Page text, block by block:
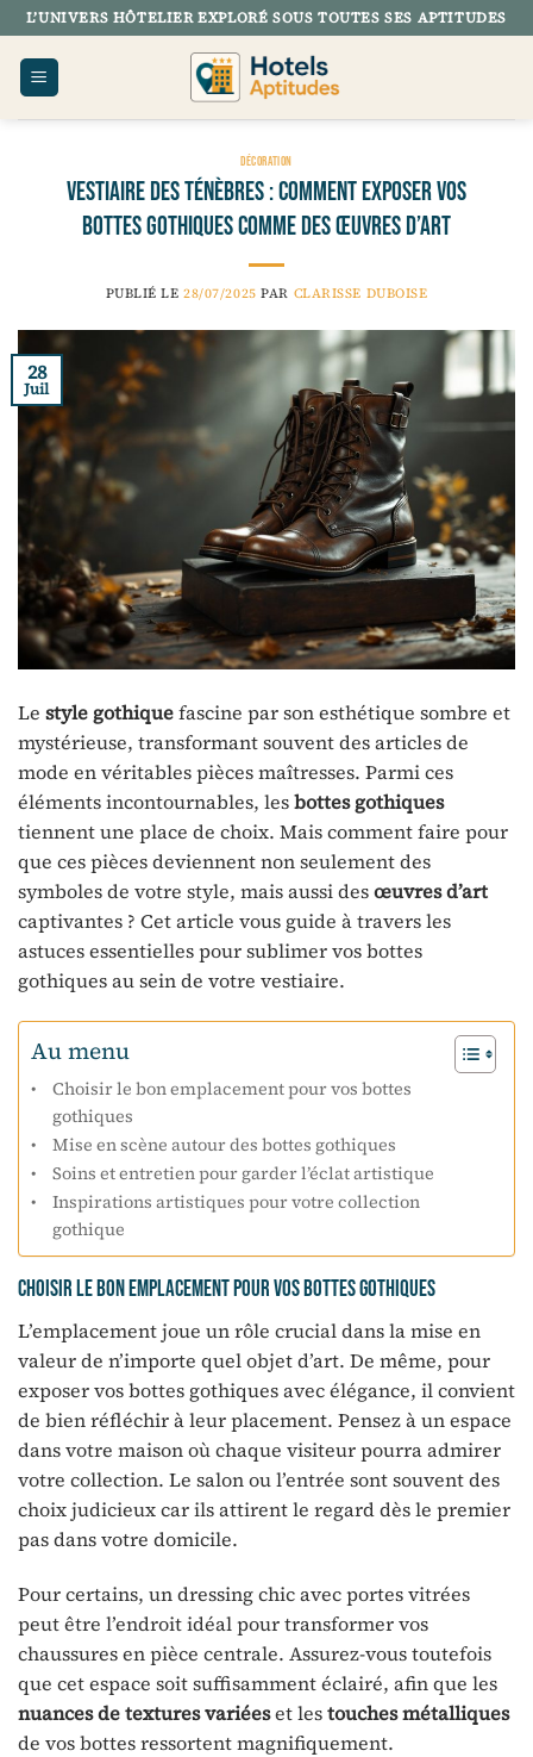
Passer
au
contenu
L’UNIVERS HÔTELIER EXPLORÉ SOUS TOUTES SES APTITUDES
DÉCORATION
Vestiaire des ténèbres : comment exposer vos
bottes gothiques comme des œuvres d’art
PUBLIÉ LE28/07/2025 PAR CLARISSE DUBOISE
28
Juil
Le style gothiquefascine par son esthétique sombre et
mystérieuse, transformant souvent des articles de
mode en véritables pièces maîtresses. Parmi ces
éléments incontournables, lesbottes gothiques
tiennent une place de choix. Mais comment faire pour
que ces pièces deviennent non seulement des
symboles de votre style, mais aussi desœuvres d’art
captivantes ? Cet article vous guide à travers les
astuces essentielles pour sublimer vos bottes
gothiques au sein de votre vestiaire.
Au menu
Choisir le bon emplacement pour vos bottes
gothiques
Mise en scène autour des bottes gothiques
Soins et entretien pour garder l’éclat artistique
Inspirations artistiques pour votre collection
gothique
Choisir le bon emplacement pour vos bottes gothiques
L’emplacement joue un rôle crucial dans la mise en
valeur de n’importe quel objet d’art. De même, pour
exposer vos bottes gothiques avec élégance, il convient
de bien réfléchir à leur placement. Pensez à un espace
dans votre maison où chaque visiteur pourra admirer
votre collection. Le salon ou l’entrée sont souvent des
choix judicieux car ils attirent le regard dès le premier
pas dans votre domicile.
Pour certains, un dressing chic avec portes vitrées
peut être l’endroit idéal pour transformer vos
chaussures en pièce centrale. Assurez-vous toutefois
que cet espace soit suffisamment éclairé, afin que les
nuances de textures variéeset lestouches métalliques
de vos bottes ressortent magnifiquement.